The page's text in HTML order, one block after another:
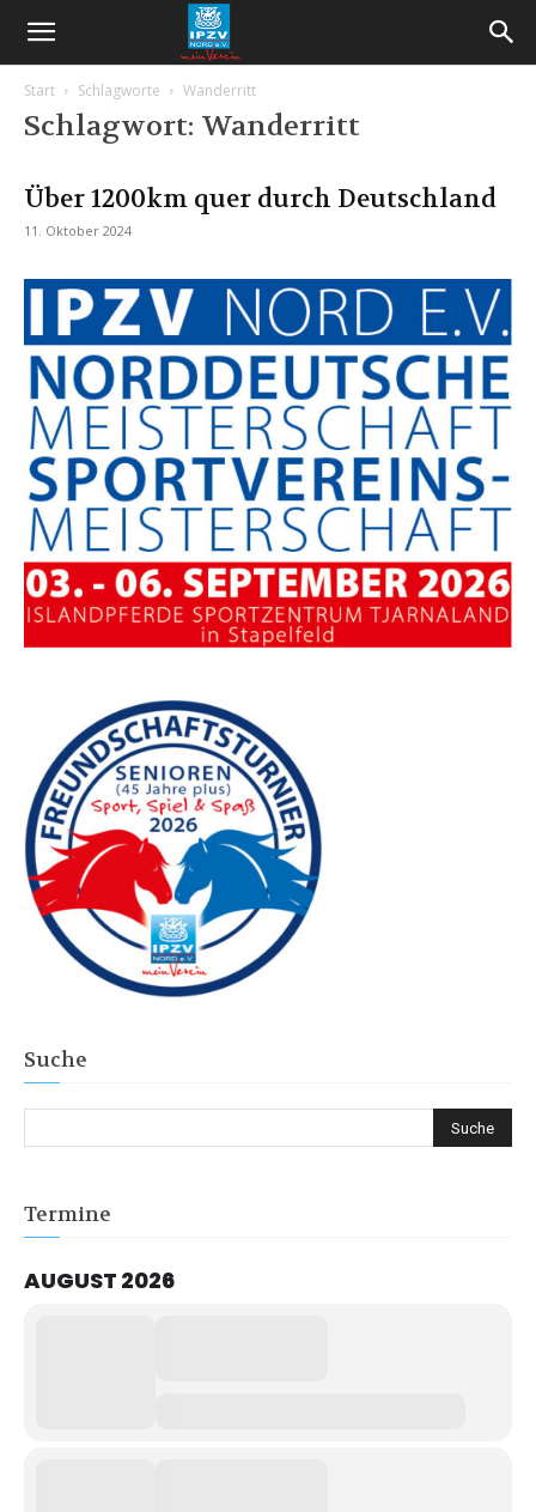
Start Schlagworte Wanderritt
Schlagwort: Wanderritt
Über 1200km quer durch Deutschland
11. Oktober 2024
Suche
Termine
AUGUST 2026